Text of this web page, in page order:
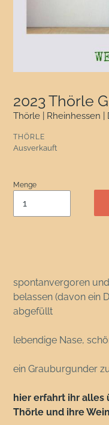
2023 Thörle
Thörle | Rheinhessen |
VERKÄUFER
THÖRLE
Normaler Preis
Ausverkauft
Menge
spontanvergoren
belassen (davon ein
abgefüllt
lebendige Nase,
ein Grauburgunder
hier erfahrt ihr alles
Thörle und ihre